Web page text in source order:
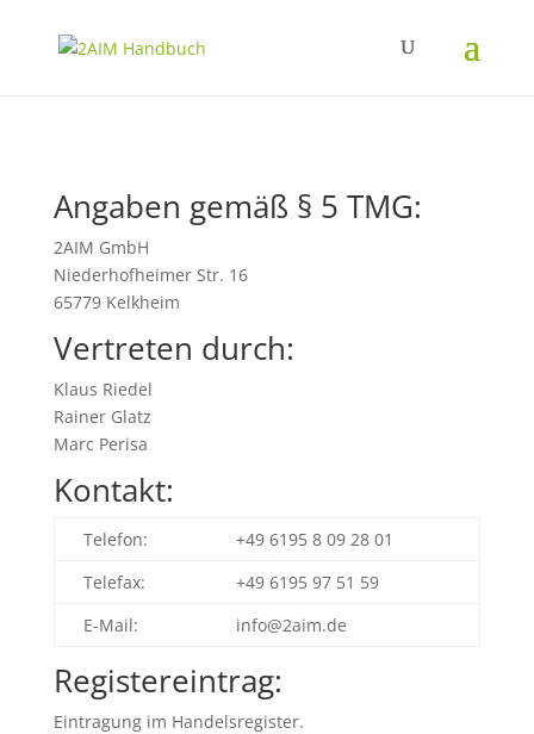
Angaben gemäß § 5 TMG:
2AIM GmbH
Niederhofheimer Str. 16
65779 Kelkheim
Vertreten durch:
Klaus Riedel
Rainer Glatz
Marc Perisa
Kontakt:
Telefon:
+49 6195 8 09 28 01
Telefax:
+49 6195 97 51 59
E-Mail:
info@2aim.de
Registereintrag:
Eintragung im Handelsregister.